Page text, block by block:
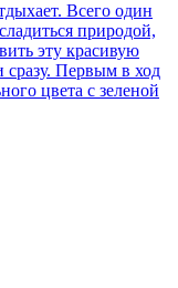
Всего один
природой,
эту красивую
сразу. Первым в ход
цвета с зеленой